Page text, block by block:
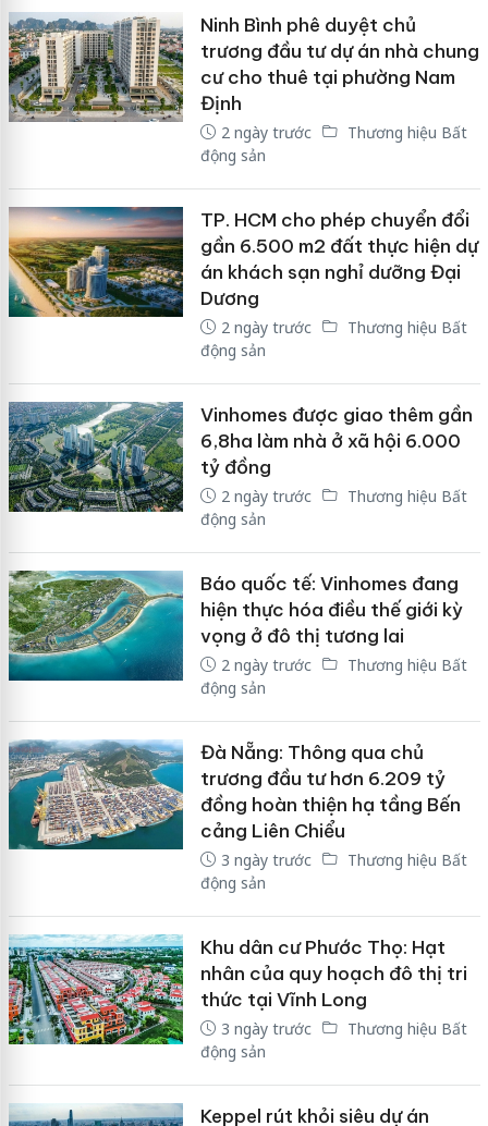
Ninh Bình phê duyệt chủ
trương đầu tư dự án nhà chung
cư cho thuê tại phường Nam
Định
2 ngày trước
Thương hiệu Bất
động sản
TP. HCM cho phép chuyển đổi
gần 6.500 m2 đất thực hiện dự
án khách sạn nghỉ dưỡng Đại
Dương
2 ngày trước
Thương hiệu Bất
động sản
Vinhomes được giao thêm gần
6,8ha làm nhà ở xã hội 6.000
tỷ đồng
2 ngày trước
Thương hiệu Bất
động sản
Báo quốc tế: Vinhomes đang
hiện thực hóa điều thế giới kỳ
vọng ở đô thị tương lai
2 ngày trước
Thương hiệu Bất
động sản
Đà Nẵng: Thông qua chủ
trương đầu tư hơn 6.209 tỷ
đồng hoàn thiện hạ tầng Bến
cảng Liên Chiểu
3 ngày trước
Thương hiệu Bất
động sản
Khu dân cư Phước Thọ: Hạt
nhân của quy hoạch đô thị tri
thức tại Vĩnh Long
3 ngày trước
Thương hiệu Bất
động sản
Keppel rút khỏi siêu dự án